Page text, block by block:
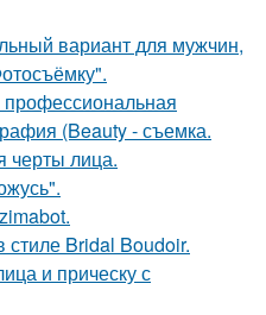
вариант для мужчин,
(Beauty - съемка.
черты лица.
стиле Bridal Boudoir.
и прическу с